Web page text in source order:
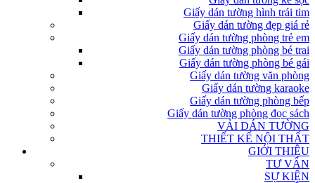
Giấy dán tường hình trái tim
Giấy dán tường đẹp giá rẻ
Giấy dán tường phòng trẻ em
Giấy dán tường phòng bé trai
Giấy dán tường phòng bé gái
Giấy dán tường văn phòng
Giấy dán tường karaoke
Giấy dán tường phòng bếp
Giấy dán tường phòng đọc sách
VẢI DÁN TƯỜNG
THIẾT KẾ NỘI THẤT
GIỚI THIỆU
TƯ VẤN
SỰ KIỆN